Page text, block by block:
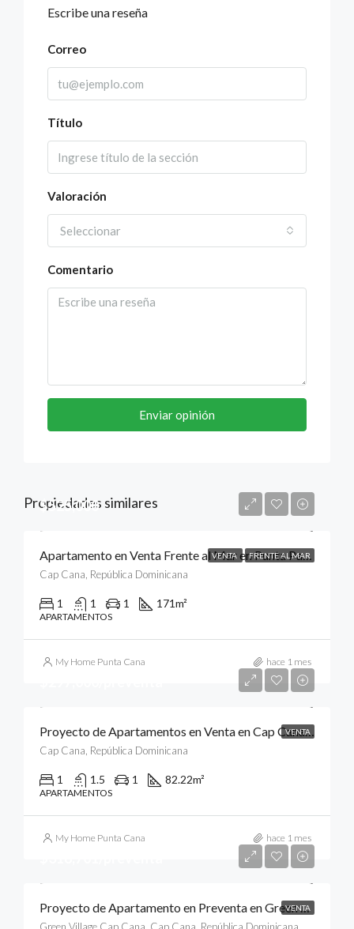
Escribe una reseña
Correo
Título
Valoración
Seleccionar
Comentario
Enviar opinión
Propiedades similares
VENTA FRENTE AL MAR
$525,000
Apartamento en Venta Frente al Mar en Punta Palmera, Cap Cana, Punta Cana
Cap Cana, República Dominicana
1 1 1 171m²
APARTAMENTOS
My Home Punta Cana hace 1 mes
VENTAProyecto de Apartamentos en Venta en Cap Cana, Punta Cana
Cap Cana, República Dominicana
1 1.5 1 82.22m²
APARTAMENTOS
My Home Punta Cana hace 1 mes
VENTA
Proyecto de Apartamento en Preventa en Green Village Condos, Cap Cana, Punta Cana